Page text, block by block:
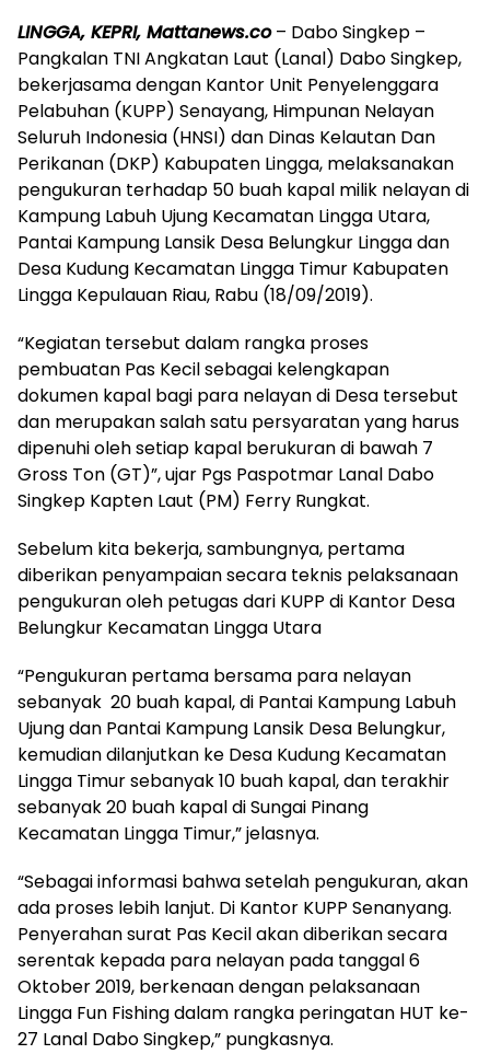
LINGGA, KEPRI, Mattanews.co– Dabo Singkep –
Pangkalan TNI Angkatan Laut (Lanal) Dabo Singkep,
bekerjasama dengan Kantor Unit Penyelenggara
Pelabuhan (KUPP) Senayang, Himpunan Nelayan
Seluruh Indonesia (HNSI) dan Dinas Kelautan Dan
Perikanan (DKP) Kabupaten Lingga, melaksanakan
pengukuran terhadap 50 buah kapal milik nelayan di
Kampung Labuh Ujung Kecamatan Lingga Utara,
Pantai Kampung Lansik Desa Belungkur Lingga dan
Desa Kudung Kecamatan Lingga Timur Kabupaten
Lingga Kepulauan Riau, Rabu (18/09/2019).
“Kegiatan tersebut dalam rangka proses
pembuatan Pas Kecil sebagai kelengkapan
dokumen kapal bagi para nelayan di Desa tersebut
dan merupakan salah satu persyaratan yang harus
dipenuhi oleh setiap kapal berukuran di bawah 7
Gross Ton (GT)”, ujar Pgs Paspotmar Lanal Dabo
Singkep Kapten Laut (PM) Ferry Rungkat.
Sebelum kita bekerja, sambungnya, pertama
diberikan penyampaian secara teknis pelaksanaan
pengukuran oleh petugas dari KUPP di Kantor Desa
Belungkur Kecamatan Lingga Utara
“Pengukuran pertama bersama para nelayan
sebanyak 20 buah kapal, di Pantai Kampung Labuh
Ujung dan Pantai Kampung Lansik Desa Belungkur,
kemudian dilanjutkan ke Desa Kudung Kecamatan
Lingga Timur sebanyak 10 buah kapal, dan terakhir
sebanyak 20 buah kapal di Sungai Pinang
Kecamatan Lingga Timur,” jelasnya.
“Sebagai informasi bahwa setelah pengukuran, akan
ada proses lebih lanjut. Di Kantor KUPP Senanyang.
Penyerahan surat Pas Kecil akan diberikan secara
serentak kepada para nelayan pada tanggal 6
Oktober 2019, berkenaan dengan pelaksanaan
Lingga Fun Fishing dalam rangka peringatan HUT ke-
27 Lanal Dabo Singkep,” pungkasnya.